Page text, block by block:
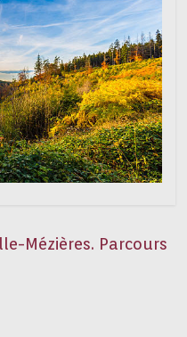
Mézières. Parcours